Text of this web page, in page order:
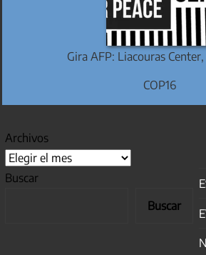
Gira AFP: Liacouras
COP16
Archivos
Buscar
Buscar